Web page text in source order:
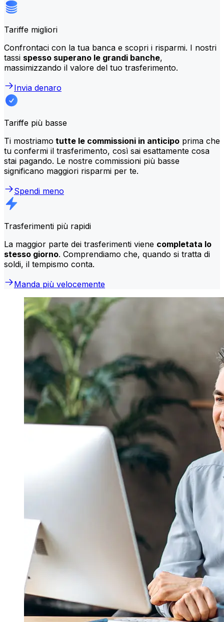
Tariffe migliori
Confrontaci con la tua banca e scopri i risparmi. I nostri
tassi spesso superano le grandi banche,
massimizzando il valore del tuo trasferimento.
Invia denaro
Tariffe più basse
Ti mostriamo tutte le commissioni in anticipo prima che
tu confermi il trasferimento, così sai esattamente cosa
stai pagando. Le nostre commissioni più basse
significano maggiori risparmi per te.
Spendi meno
Trasferimenti più rapidi
La maggior parte dei trasferimenti viene completata lo
stesso giorno. Comprendiamo che, quando si tratta di
soldi, il tempismo conta.
Manda più velocemente